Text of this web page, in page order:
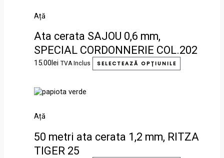
Ață
Ata cerata SAJOU 0,6 mm,
SPECIAL CORDONNERIE COL.202
CIOCOLATA
15.00lei TVA Inclus SELECTEAZĂ OPȚIUNILE
pot
fi
în
Ață
50 metri ata cerata 1,2 mm, RITZA
TIGER 25
variații.